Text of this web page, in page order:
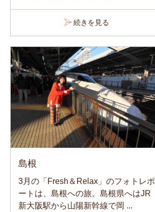
続きを見る
島根
3月の「Fresh＆Relax」のフォトレポ
ートは、島根への旅。島根県へはJR
新大阪駅から山陽新幹線で岡 ...